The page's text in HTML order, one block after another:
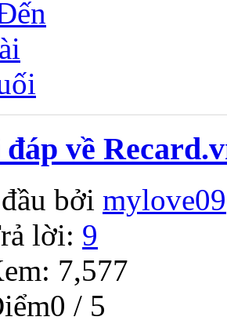
về
bởi mylove09
lời: 9
7,577
/ 5